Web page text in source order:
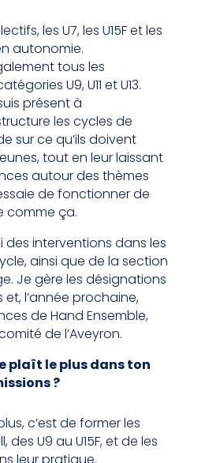
les U7, les U15F et les
autonomie.
tous les
U9, U11 et U13.
présent à
les cycles de
sur ce qu’ils doivent
tout en leur laissant
autour des thèmes
de fonctionner de
comme ça.
des interventions dans les
ainsi que de la section
Je gère les désignations
l’année prochaine,
de Hand Ensemble,
de l’Aveyron.
plaît le plus dans ton
?
c’est de former les
U9 au U15F, et de les
leur pratique.